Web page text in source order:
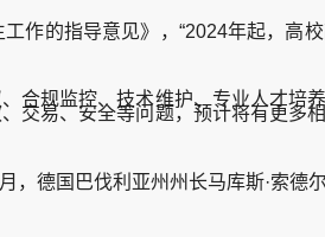
的指导意见》，“2024年起，高
规监控、技术维护、专业人才培
交易、安全等问题，预计将有更多
国巴伐利亚州州长马库斯·索德